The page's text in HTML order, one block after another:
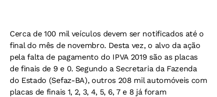
Cerca de 100 mil veículos devem ser notificados até o
final do mês de novembro. Desta vez, o alvo da ação
pela falta de pagamento do IPVA 2019 são as placas
de finais de 9 e 0. Segundo a Secretaria da Fazenda
do Estado (Sefaz-BA), outros 208 mil automóveis com
placas de finais 1, 2, 3, 4, 5, 6, 7 e 8 já foram